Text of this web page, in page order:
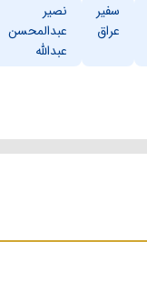
سفیر
عراق
نصیر
عبدالمحسن
عبدالله